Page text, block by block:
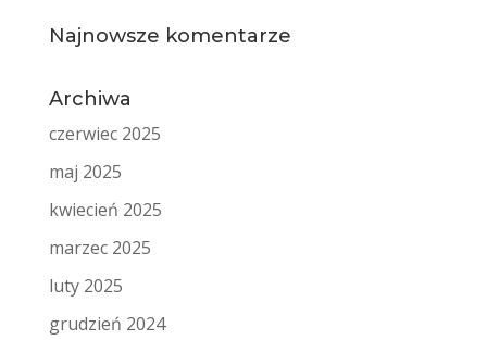
Najnowsze komentarze
Archiwa
czerwiec 2025
maj 2025
kwiecień 2025
marzec 2025
luty 2025
grudzień 2024